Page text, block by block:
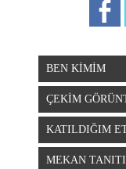
BEN KİMİM
ÇEKİM
KATILDIĞIM
MEKAN